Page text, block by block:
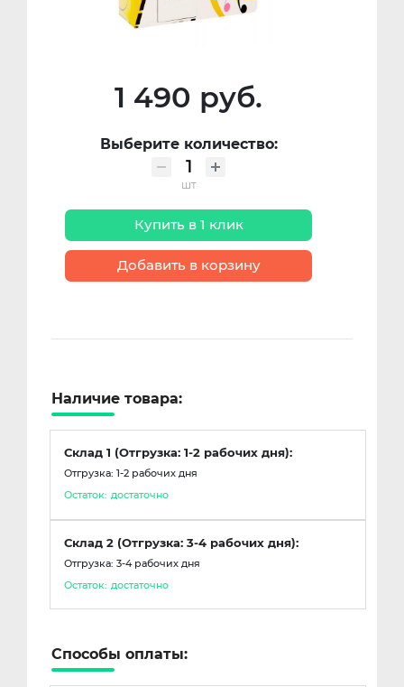
1 490 руб.
Выберите количество:
шт
Купить в 1 клик
Добавить в корзину
Наличие товара:
Склад 1 (Отгрузка: 1-2 рабочих дня):
Отгрузка: 1-2 рабочих дня
Остаток: достаточно
Склад 2 (Отгрузка: 3-4 рабочих дня):
Отгрузка: 3-4 рабочих дня
Остаток: достаточно
Способы оплаты: